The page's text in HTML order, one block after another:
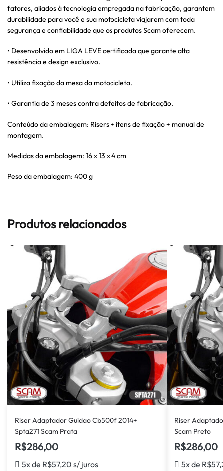
fatores, aliados à tecnologia empregada na fabricação, garantem
durabilidade para você e sua motocicleta viajarem com toda
segurança e confiabilidade que os produtos Scam oferecem.
• Desenvolvido em LIGA LEVE certificada que garante alta
resistência e design exclusivo.
• Utiliza fixação da mesa da motocicleta.
• Garantia de 3 meses contra defeitos de fabricação.
Conteúdo da embalagem: Risers + itens de fixação + manual de
montagem.
Medidas da embalagem: 16 x 13 x 4 cm
Peso da embalagem: 400 g
Produtos relacionados
Riser Adaptador Guidao Cb500f 2014+
Spta271 Scam Prata
R$286,00
5x de R$57,20 s/ juros
Riser
Scam Preto
R$286,00
5x de R$